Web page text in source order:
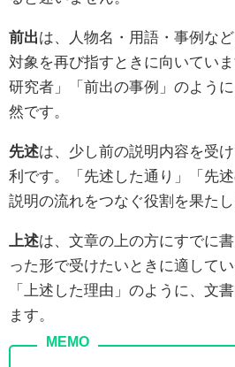
前出は、人物名・用語・事例な
対象を再び指すときに向いてい
研究者」「前出の事例」のよう
然です。
先述は、少し前の説明内容を受
利です。「先述した通り」「先
説明の流れをつなぐ役割を果たし
上述は、文章の上の方にすでに
った形で受けたいときに適して
「上述した理由」のように、文
ます。